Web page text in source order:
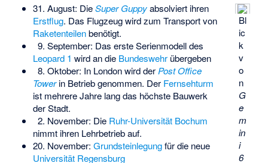
Bl
ic
k
v
o
n
G
e
m
in
i
6
31. August: DieSuper Guppyabsolviert ihren
Erstflug. Das Flugzeug wird zum Transport von
Raketenteilenbenötigt.
9. September: Das erste Serienmodell des
Leopard 1 wird an die Bundeswehrübergeben
8. Oktober: In London wird derPost Office
Towerin Betrieb genommen. Der Fernsehturm
ist mehrere Jahre lang das höchste Bauwerk
der Stadt.
2. November: Die Ruhr-Universität Bochum
nimmt ihren Lehrbetrieb auf.
20. November: Grundsteinlegungfür die neue
Universität Regensburg